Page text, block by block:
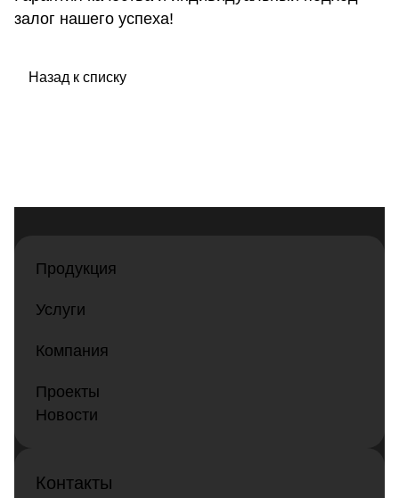
залог нашего успеха!
Назад к списку
Продукция
Услуги
Компания
Проекты
Новости
Контакты